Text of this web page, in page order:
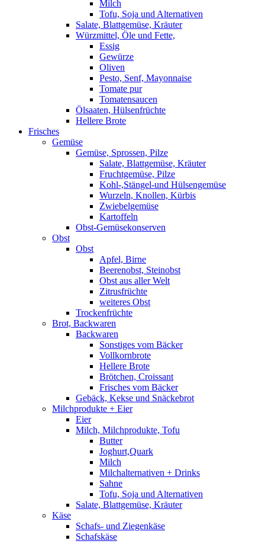
Milch
Tofu, Soja und Alternativen
Salate, Blattgemüse, Kräuter
Würzmittel, Öle und Fette,
Essig
Gewürze
Oliven
Pesto, Senf, Mayonnaise
Tomate pur
Tomatensaucen
Ölsaaten, Hülsenfrüchte
Hellere Brote
Frisches
Gemüse
Gemüse, Sprossen, Pilze
Salate, Blattgemüse, Kräuter
Fruchtgemüse, Pilze
Kohl-,Stängel-und Hülsengemüse
Wurzeln, Knollen, Kürbis
Zwiebelgemüse
Kartoffeln
Obst-Gemüsekonserven
Obst
Obst
Apfel, Birne
Beerenobst, Steinobst
Obst aus aller Welt
Zitrusfrüchte
weiteres Obst
Trockenfrüchte
Brot, Backwaren
Backwaren
Sonstiges vom Bäcker
Vollkornbrote
Hellere Brote
Brötchen, Croissant
Frisches vom Bäcker
Gebäck, Kekse und Snäckebrot
Milchprodukte + Eier
Eier
Milch, Milchprodukte, Tofu
Butter
Joghurt,Quark
Milch
Milchalternativen + Drinks
Sahne
Tofu, Soja und Alternativen
Salate, Blattgemüse, Kräuter
Käse
Schafs- und Ziegenkäse
Schafskäse